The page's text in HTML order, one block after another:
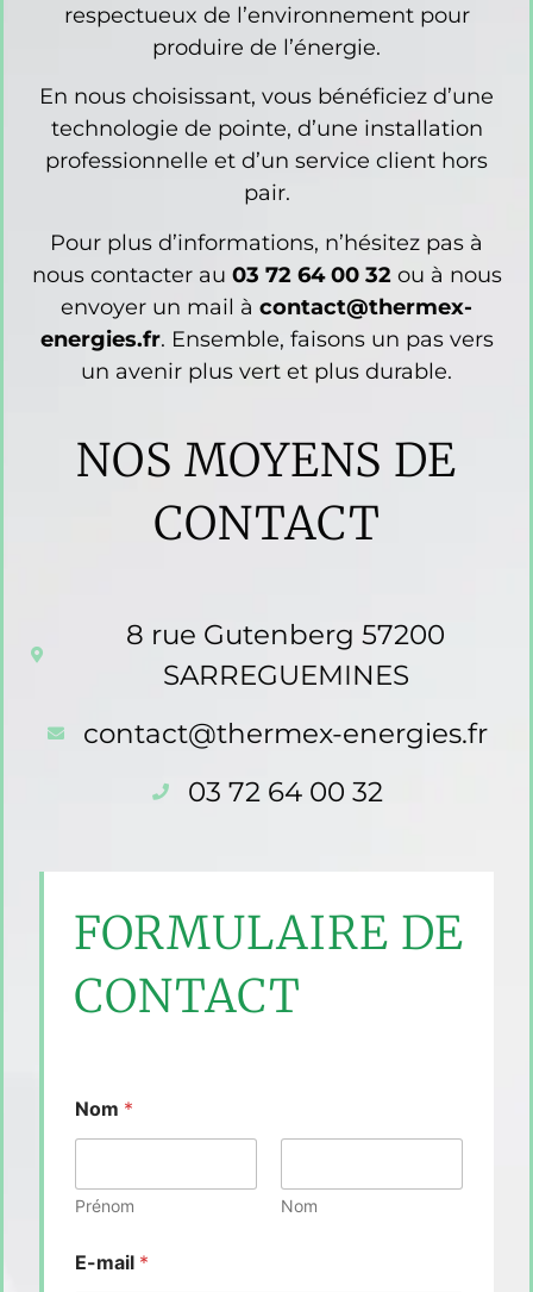
respectueux de l’environnement pour
produire de l’énergie.
En nous choisissant, vous bénéficiez d’une
technologie de pointe, d’une installation
professionnelle et d’un service client hors
pair.
Pour plus d’informations, n’hésitez pas à
nous contacter au 03 72 64 00 32ou à nous
envoyer un mail à contact@thermex-
energies.fr. Ensemble, faisons un pas vers
un avenir plus vert et plus durable.
NOS MOYENS DE
CONTACT
8 rue Gutenberg 57200
SARREGUEMINES
contact@thermex-energies.fr
03 72 64 00 32
FORMULAIRE DE
CONTACT
Nom *
Prénom Nom
E-mail *